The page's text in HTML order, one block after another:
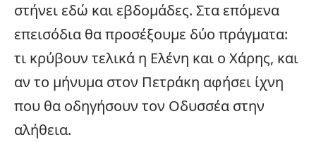
στήνει εδώ και εβδομάδες. Στα επόμενα
επεισόδια θα προσέξουμε δύο πράγματα:
τι κρύβουν τελικά η Ελένη και ο Χάρης, και
αν το μήνυμα στον Πετράκη αφήσει ίχνη
που θα οδηγήσουν τον Οδυσσέα στην
αλήθεια.